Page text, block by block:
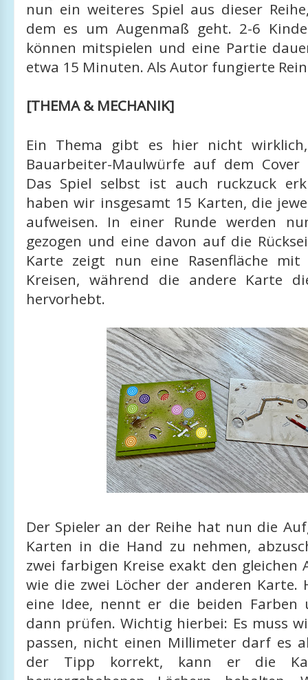
nun ein weiteres Spiel aus dieser
dem es um Augenmaß geht. 2-6
können mitspielen und eine Partie
etwa 15 Minuten. Als Autor fungierte
[THEMA & MECHANIK]
Ein Thema gibt es hier nicht
Bauarbeiter-Maulwürfe auf dem Cover
Das Spiel selbst ist auch ruckzuck
haben wir insgesamt 15 Karten, die
aufweisen. In einer Runde werden
gezogen und eine davon auf die
Karte zeigt nun eine Rasenfläche
Kreisen, während die andere Karte
hervorhebt.
Der Spieler an der Reihe hat nun die
Karten in die Hand zu nehmen,
zwei farbigen Kreise exakt den gleichen
wie die zwei Löcher der anderen Karte.
eine Idee, nennt er die beiden Farben
dann prüfen. Wichtig hierbei: Es muss
passen, nicht einen Millimeter darf es
der Tipp korrekt, kann er die